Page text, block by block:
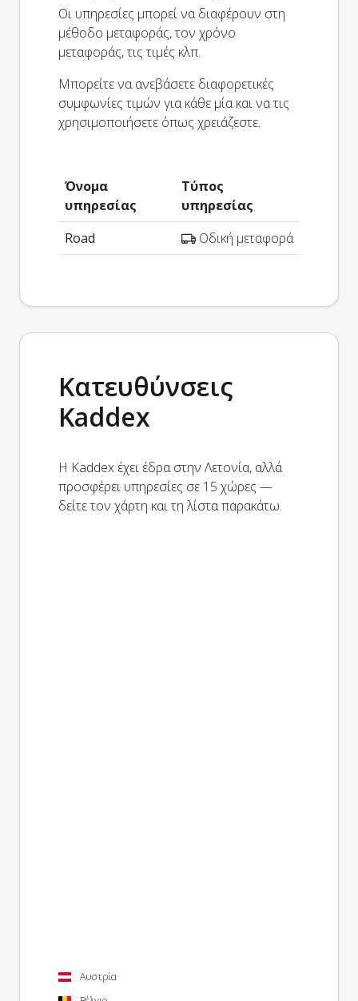
Οι υπηρεσίες μπορεί να διαφέρουν στη
μέθοδο μεταφοράς, τον χρόνο
μεταφοράς, τις τιμές κλπ.
Μπορείτε να ανεβάσετε διαφορετικές
συμφωνίες τιμών για κάθε μία και να τις
χρησιμοποιήσετε όπως χρειάζεστε.
Όνομα
υπηρεσίας
Τύπος
υπηρεσίας
Road
Οδική μεταφορά
Κατευθύνσεις
Kaddex
Η Kaddex έχει έδρα στην Λετονία, αλλά
προσφέρει υπηρεσίες σε 15 χώρες —
δείτε τον χάρτη και τη λίστα παρακάτω.
Αυστρία